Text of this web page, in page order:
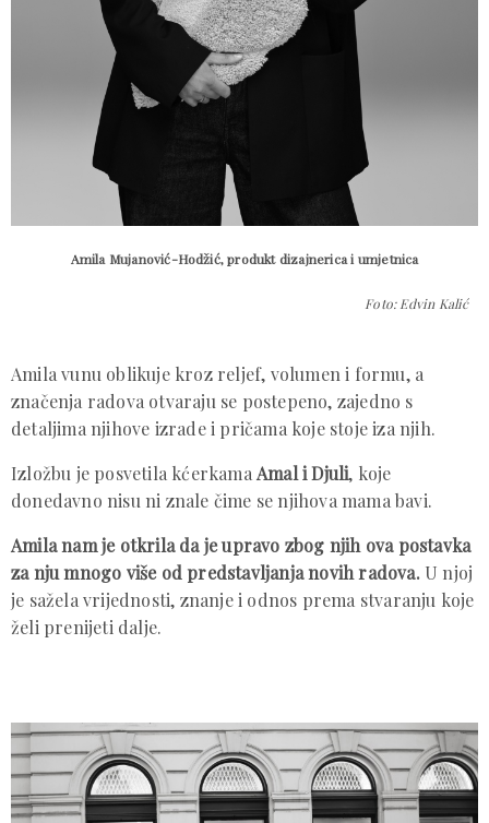
Amila Mujanović-Hodžić, produkt dizajnerica i umjetnica
Foto: Edvin Kalić
Amila vunu oblikuje kroz reljef, volumen i formu, a
značenja radova otvaraju se postepeno, zajedno s
detaljima njihove izrade i pričama koje stoje iza njih.
Izložbu je posvetila kćerkamaAmal i Djuli, koje
donedavno nisu ni znale čime se njihova mama bavi.
Amila nam je otkrila da je upravo zbog njih ova postavka
za nju mnogo više od predstavljanja novih radova.U njoj
je sažela vrijednosti, znanje i odnos prema stvaranju koje
želi prenijeti dalje.